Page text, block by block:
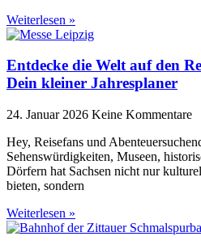
Weiterlesen »
Entdecke die Welt auf den
Dein kleiner Jahresplaner
24. Januar 2026 Keine Kommentare
Hey, Reisefans und
Sehenswürdigkeiten, Museen,
Dörfern hat Sachsen nicht nur
bieten, sondern
Weiterlesen »